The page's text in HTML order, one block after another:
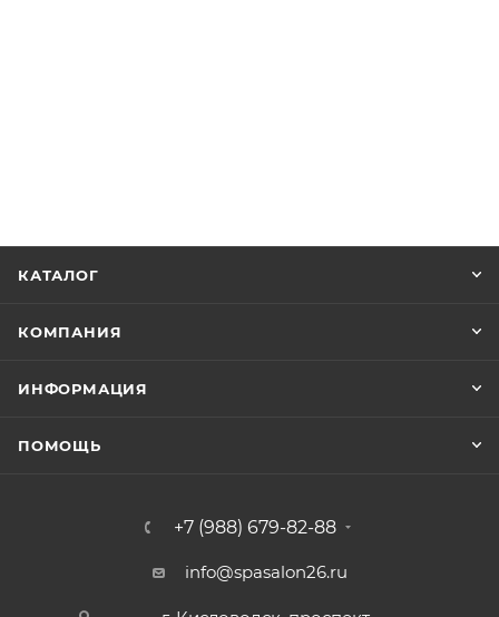
КАТАЛОГ
КОМПАНИЯ
ИНФОРМАЦИЯ
ПОМОЩЬ
+7 (988) 679-82-88
info@spasalon26.ru